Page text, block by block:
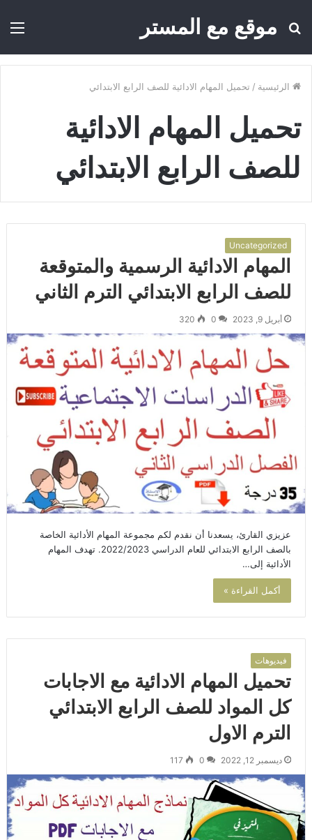
موقع مع المستر
بحث
الرئيسية / تحميل المهام الادائية للصف الرابع الابتدائي
تحميل المهام الادائية
للصف الرابع الابتدائي
Uncategorized
المهام الادائية الرسمية والمتوقعة
للصف الرابع الابتدائي الترم الثاني
أبريل 9, 2023 0
320
عزيزي القارئ، يسعدنا أن نقدم لكم مجموعة المهام الأدائية الخاصة
بالصف الرابع الابتدائي للعام الدراسي 2022/2023. تهدف المهام
الأدائية إلى…
أكمل القراءة »
فيديوهات
تحميل المهام الادائية مع الاجابات
كل المواد للصف الرابع الابتدائي
الترم الاول
ديسمبر 12, 2022 0
117